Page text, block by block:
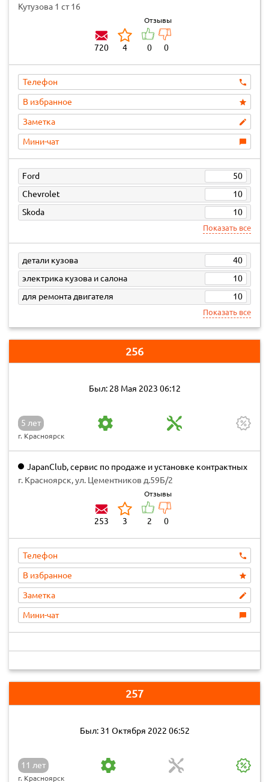
Кутузова 1 ст 16
720 4
Отзывы
0 0
Телефон
В избранное
Заметка
Мини-чат
Ford
50
Chevrolet
10
Skoda
10
Показать все
детали кузова
40
электрика кузова и салона
10
для ремонта двигателя
10
Показать все
256
Был: 28 Мая 2023 06:12
5 лет
г. Красноярск
JapanClub, сервис по продаже и установке контрактных
ДВС, АКПП и ремонту японских автомобилей
г. Красноярск, ул. Цементников д.59Б/2
253 3
Отзывы
2 0
Телефон
В избранное
Заметка
Мини-чат
257
Был: 31 Октября 2022 06:52
11 лет
г. Красноярск